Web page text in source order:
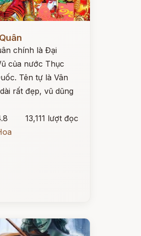
chính là Đại
của nước Thục
Tên tự là Vân
rất đẹp, vũ dũng
13,111 lượt đọc